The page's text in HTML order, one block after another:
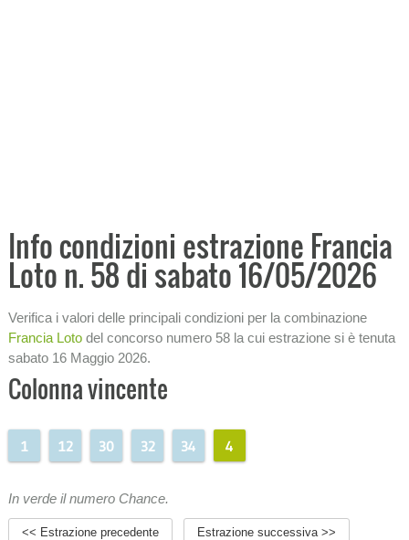
STATISTICHE −
INFORMAZIONI SULLA LOTTERIA −
Info condizioni estrazione Francia
Loto n. 58 di sabato 16/05/2026
Verifica i valori delle principali condizioni per la combinazione
Francia Loto del concorso numero 58 la cui estrazione si è tenuta
sabato 16 Maggio 2026.
Colonna vincente
1 12 30 32 34 4
In verde il numero Chance.
<< Estrazione precedente Estrazione successiva >>